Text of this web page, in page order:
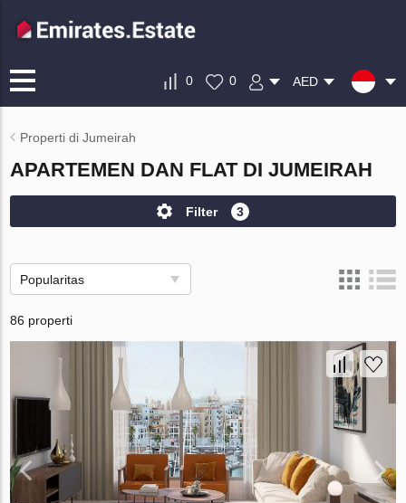
0 0 AED
Properti di Jumeirah
APARTEMEN DAN FLAT DI JUMEIRAH
Filter 3
Popularitas
86 properti